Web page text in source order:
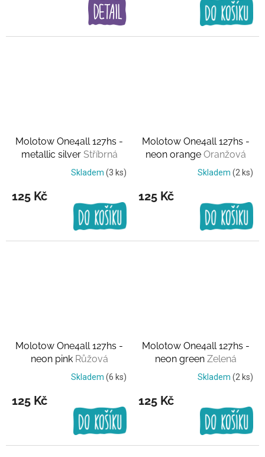
Molotow One4all 127hs -
metallic silver Stříbrná
Skladem (3 ks)
125 Kč
Molotow One4all 127hs -
neon orange Oranžová
Skladem (2 ks)
125 Kč
Molotow One4all 127hs -
neon pink Růžová
Skladem (6 ks)
125 Kč
Molotow One4all 127hs -
neon green Zelená
Skladem (2 ks)
125 Kč